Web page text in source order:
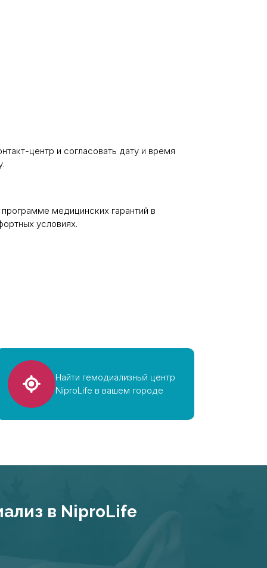
центр и согласовать дату и время
медицинских гарантий в
условиях.
Найти гемодиализный центр
NiproLife в вашем городе
в NiproLife